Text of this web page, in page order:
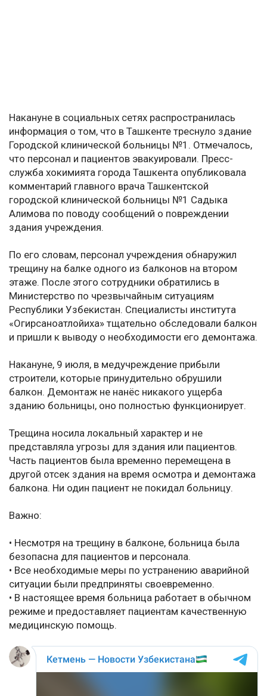
Накануне в социальных сетях распространилась
информация о том, что в Ташкенте треснуло здание
Городской клинической больницы №1. Отмечалось,
что персонал и пациентов эвакуировали. Пресс-
служба хокимията города Ташкента опубликовала
комментарий главного врача Ташкентской
городской клинической больницы №1 Садыка
Алимова по поводу сообщений о повреждении
здания учреждения.
По его словам, персонал учреждения обнаружил
трещину на балке одного из балконов на втором
этаже. После этого сотрудники обратились в
Министерство по чрезвычайным ситуациям
Республики Узбекистан. Специалисты института
«Огирсаноатлойиха» тщательно обследовали балкон
и пришли к выводу о необходимости его демонтажа.
Накануне, 9 июля, в медучреждение прибыли
строители, которые принудительно обрушили
балкон. Демонтаж не нанёс никакого ущерба
зданию больницы, оно полностью функционирует.
Трещина носила локальный характер и не
представляла угрозы для здания или пациентов.
Часть пациентов была временно перемещена в
другой отсек здания на время осмотра и демонтажа
балкона. Ни один пациент не покидал больницу.
Важно:
• Несмотря на трещину в балконе, больница была
безопасна для пациентов и персонала.
• Все необходимые меры по устранению аварийной
ситуации были предприняты своевременно.
• В настоящее время больница работает в обычном
режиме и предоставляет пациентам качественную
медицинскую помощь.